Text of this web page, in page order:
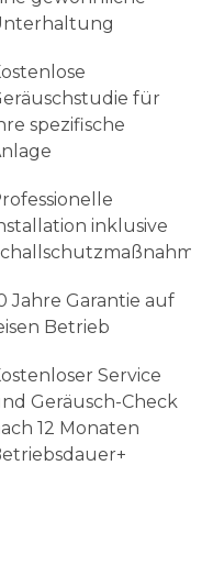
für
spezifische
inklusive
Jahre Garantie auf
Betrieb
Service
Geräusch-Check
12 Monaten